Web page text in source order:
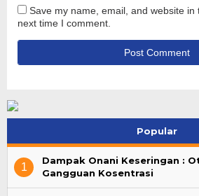
Save my name, email, and website in
next time I comment.
Popular
1
Dampak Onani Keseringan :
Gangguan Kosentrasi